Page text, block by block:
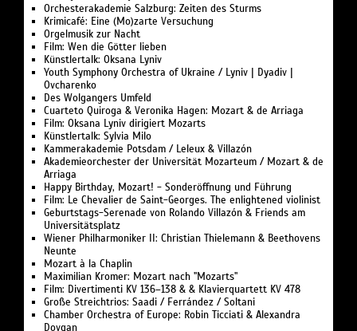
Orchesterakademie Salzburg: Zeiten des Sturms
Krimicafé: Eine (Mo)zarte Versuchung
Orgelmusik zur Nacht
Film: Wen die Götter lieben
Künstlertalk: Oksana Lyniv
Youth Symphony Orchestra of Ukraine / Lyniv | Dyadiv |
Ovcharenko
Des Wolgangers Umfeld
Cuarteto Quiroga & Veronika Hagen: Mozart & de Arriaga
Film: Oksana Lyniv dirigiert Mozarts
Künstlertalk: Sylvia Milo
Kammerakademie Potsdam / Leleux & Villazón
Akademieorchester der Universität Mozarteum / Mozart & de
Arriaga
Happy Birthday, Mozart! - Sonderöffnung und Führung
Film: Le Chevalier de Saint-Georges. The enlightened violinist
Geburtstags-Serenade von Rolando Villazón & Friends am
Universitätsplatz
Wiener Philharmoniker II: Christian Thielemann & Beethovens
Neunte
Mozart à la Chaplin
Maximilian Kromer: Mozart nach "Mozarts"
Film: Divertimenti KV 136–138 & & Klavierquartett KV 478
Große Streichtrios: Saadi / Ferrández / Soltani
Chamber Orchestra of Europe: Robin Ticciati & Alexandra
Dovgan